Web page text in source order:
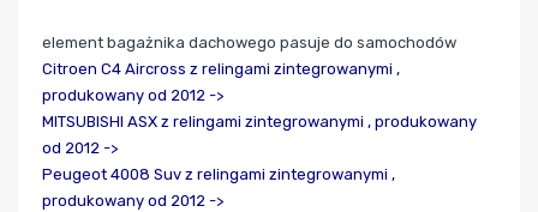
element bagażnika dachowego pasuje do samochodów
Citroen C4 Aircross z relingami zintegrowanymi ,
produkowany od 2012 ->
MITSUBISHI ASX z relingami zintegrowanymi , produkowany
od 2012 ->
Peugeot 4008 Suv z relingami zintegrowanymi ,
produkowany od 2012 ->